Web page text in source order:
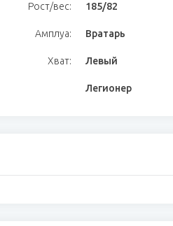
Рост/вес: 185/82
Амплуа: Вратарь
Хват: Левый
Легионер